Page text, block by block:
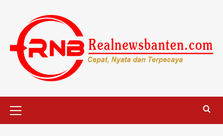
content
Menu